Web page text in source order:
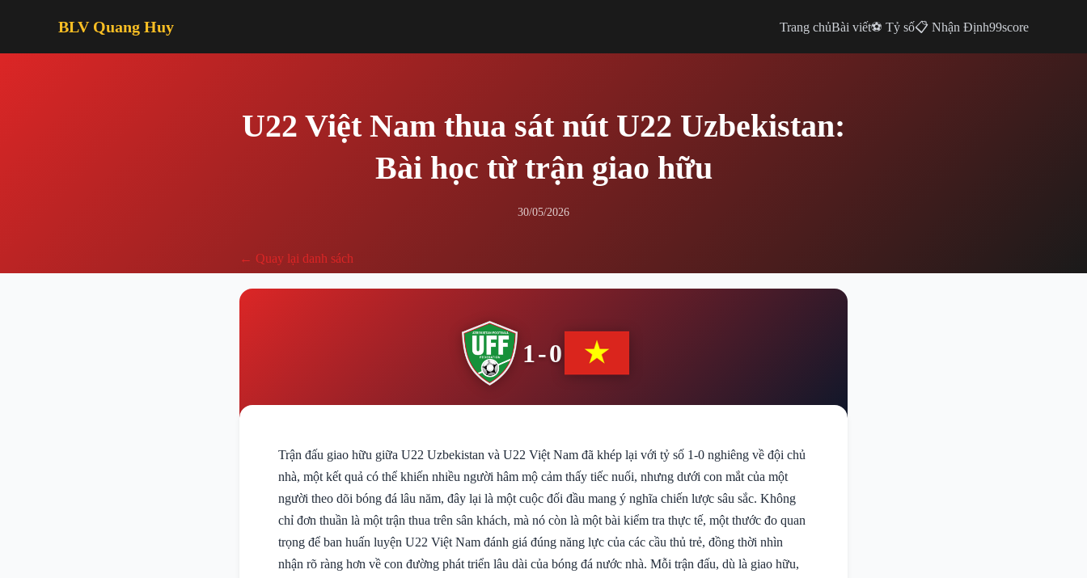
BLV Quang Huy Trang chủBài viết⚽ Tỷ số📋 Nhận Định99score
U22 Việt Nam thua sát nút U22 Uzbekistan:
Bài học từ trận giao hữu
30/05/2026
← Quay lại danh sách
1-0
Trận đấu giao hữu giữa U22 Uzbekistan và U22 Việt Nam đã khép lại với tỷ số 1-0 nghiêng về đội chủ
nhà, một kết quả có thể khiến nhiều người hâm mộ cảm thấy tiếc nuối, nhưng dưới con mắt của một
người theo dõi bóng đá lâu năm, đây lại là một cuộc đối đầu mang ý nghĩa chiến lược sâu sắc. Không
chỉ đơn thuần là một trận thua trên sân khách, mà nó còn là một bài kiểm tra thực tế, một thước đo quan
trọng để ban huấn luyện U22 Việt Nam đánh giá đúng năng lực của các cầu thủ trẻ, đồng thời nhìn
nhận rõ ràng hơn về con đường phát triển lâu dài của bóng đá nước nhà. Mỗi trận đấu, dù là giao hữu,